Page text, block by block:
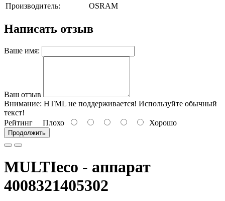
Производитель:
OSRAM
Написать отзыв
Ваше имя:
Ваш отзыв
Внимание: HTML не поддерживается! Используйте обычный
текст!
Рейтинг Плохо Хорошо
Продолжить
MULTIeco - аппарат
4008321405302